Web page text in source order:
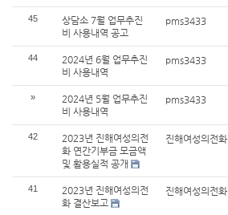
45
상담소 7월 업무추진
비 사용내역 공고
pms3433
44
2024년 6월 업무추진
비 사용내역
pms3433
»
2024년 5월 업무추진
비 사용내역
pms3433
42
2023년 진해여성의전
화 연간기부금 모금액
및 활용실적 공개
진해여성의전화
41
2023년 진해여성의전
화 결산보고
진해여성의전화